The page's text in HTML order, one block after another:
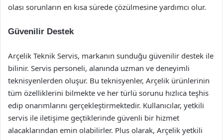
olası sorunların en kısa sürede çözülmesine yardımcı olur.
Güvenilir Destek
Arçelik Teknik Servis, markanın sunduğu güvenilir destek ile
bilinir. Servis personeli, alanında uzman ve deneyimli
teknisyenlerden oluşur. Bu teknisyenler, Arçelik ürünlerinin
tüm özelliklerini bilmekte ve her türlü sorunu hızlıca teşhis
edip onarımlarını gerçekleştirmektedir. Kullanıcılar, yetkili
servis ile iletişime geçtiklerinde güvenli bir hizmet
alacaklarından emin olabilirler. Plus olarak, Arçelik yetkili